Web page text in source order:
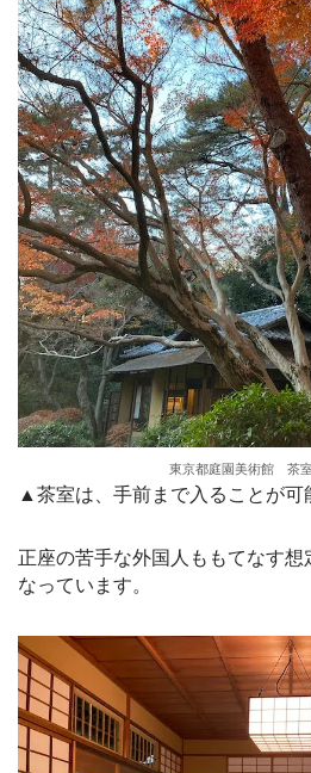
東京都庭園美術館 茶室
▲茶室は、手前まで入ることが可
正座の苦手な外国人ももてなす
なっています。